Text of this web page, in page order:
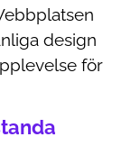
design
för